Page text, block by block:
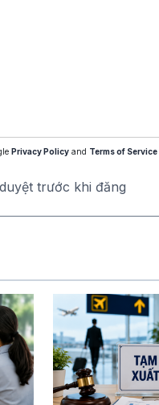
Privacy Policy and Terms of Service
trước khi đăng